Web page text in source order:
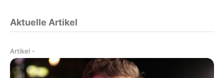
Aktuelle Artikel
Artikel -